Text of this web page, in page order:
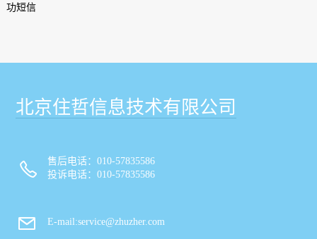
功短信
北京住哲信息技术有限公司
售后电话：010-57835586
投诉电话：010-57835586
E-mail:service@zhuzher.com